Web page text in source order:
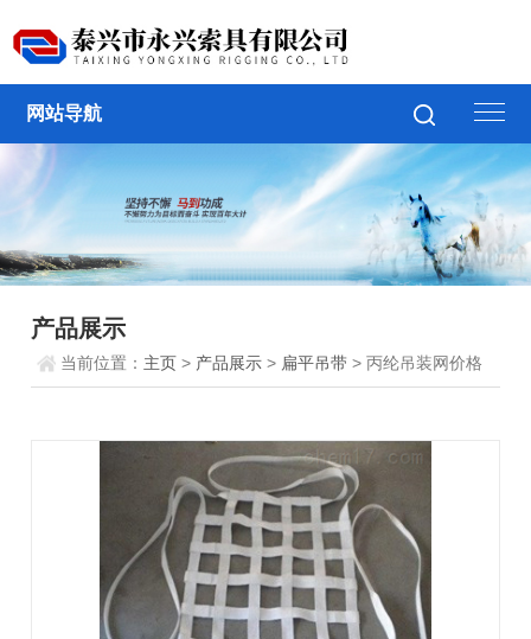
网站导航
产品展示
当前位置： 主页 > 产品展示 > 扁平吊带 > 丙纶吊装网价格